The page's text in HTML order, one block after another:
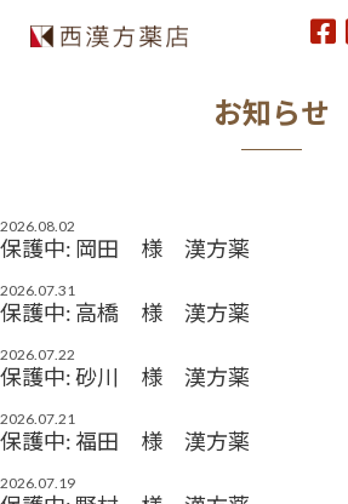
お知らせ
2026.08.02
保護中: 岡田 様 漢方薬
2026.07.31
保護中: 高橋 様 漢方薬
2026.07.22
保護中: 砂川 様 漢方薬
2026.07.21
保護中: 福田 様 漢方薬
2026.07.19